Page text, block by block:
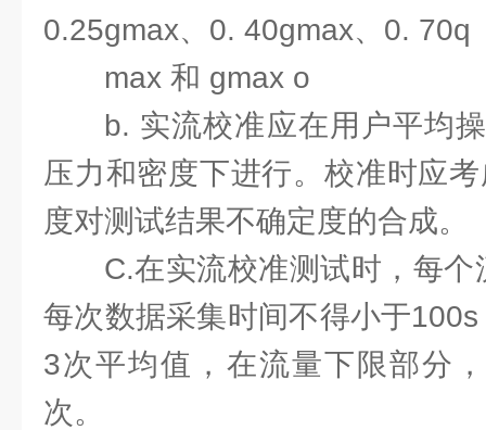
0.25gmax、0. 40gmax、0. 70q
max 和 gmax o
b. 实流校准应在用户平均
压力和密度下进行。校准时应
度对测试结果不确定度的合成。
C.在实流校准测试时，每
每次数据采集时间不得小于
3次平均值，在流量下限部分
次。